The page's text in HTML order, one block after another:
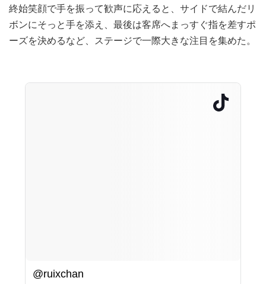
終始笑顔で手を振って歓声に応えると、サイドで結んだリ
ボンにそっと手を添え、最後は客席へまっすぐ指を差すポ
ーズを決めるなど、ステージで一際大きな注目を集めた。
@ruixchan